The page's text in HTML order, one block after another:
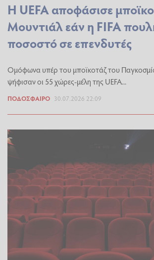
Η UEFA αποφάσισε
Μουντιάλ εάν η FIFA
ποσοστό σε επενδυτές
Ομόφωνα υπέρ του μποϊκοτάζ του
ψήφισαν οι 55 χώρες-μέλη της UEFA...
ΠΟΔΌΣΦΑΙΡΟ 30.07.2026 22:09